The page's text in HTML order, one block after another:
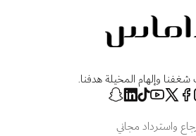
وإلهام المخيلة هدفنا.
واسترداد مجاني